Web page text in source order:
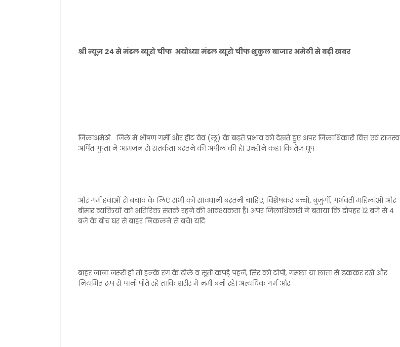
श्री न्यूज़ 24 से मंडल ब्यूरो चीफ अयोध्या मंडल ब्यूरो चीफ शुकुल बाजार अमेठी से बड़ी खबर
जिलाअमेठी जिले में भीषण गर्मी और हीट वेव (लू) के बढ़ते प्रभाव को देखते हुए अपर जिलाधिकारी वित्त एवं राजस्व
अर्पित गुप्ता ने आमजन से सतर्कता बरतने की अपील की है। उन्होंने कहा कि तेज धूप
और गर्म हवाओं से बचाव के लिए सभी को सावधानी बरतनी चाहिए, विशेषकर बच्चों, बुजुर्गों, गर्भवती महिलाओं और
बीमार व्यक्तियों को अतिरिक्त सतर्क रहने की आवश्यकता है। अपर जिलाधिकारी ने बताया कि दोपहर 12 बजे से 4
बजे के बीच घर से बाहर निकलने से बचें। यदि
बाहर जाना जरूरी हो तो हल्के रंग के ढीले व सूती कपड़े पहनें, सिर को टोपी, गमछा या छाता से ढककर रखें और
नियमित रूप से पानी पीते रहें ताकि शरीर में नमी बनी रहे। अत्यधिक गर्म और